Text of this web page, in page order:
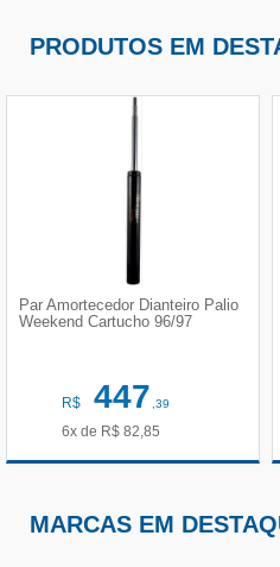
PRODUTOS EM
Par Amortecedor Dianteiro Palio
Weekend Cartucho 96/97
R$ 447,39
6x de R$ 82,85
MARCAS EM